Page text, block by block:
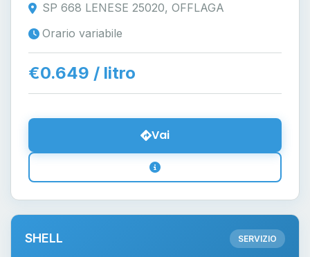
SP 668 LENESE 25020, OFFLAGA
Orario variabile
€0.649 / litro
Vai
SHELL SERVIZIO